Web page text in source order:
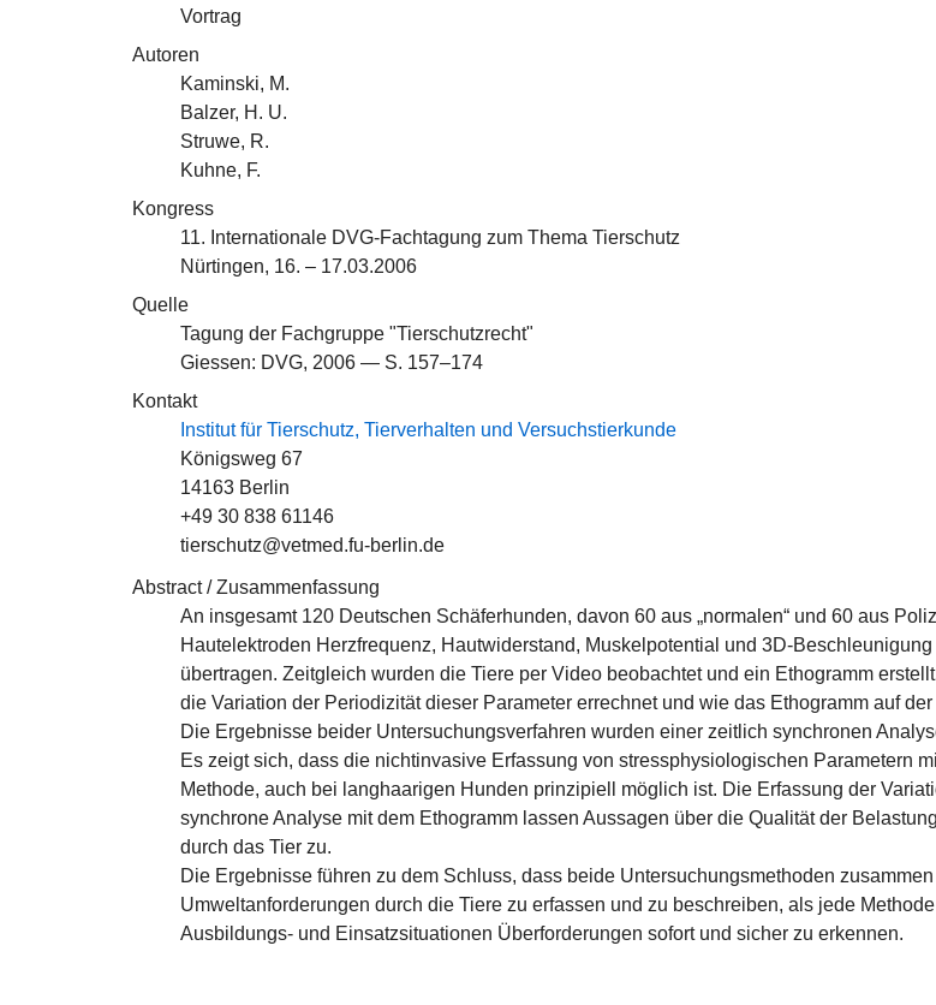
Vortrag
Autoren
Kaminski, M.
Balzer, H. U.
Struwe, R.
Kuhne, F.
Kongress
11. Internationale DVG-Fachtagung zum Thema Tierschutz
Nürtingen, 16. – 17.03.2006
Quelle
Tagung der Fachgruppe "Tierschutzrecht"
Giessen: DVG, 2006 — S. 157–174
Kontakt
Institut für Tierschutz, Tierverhalten und Versuchstierkunde
Königsweg 67
14163 Berlin
+49 30 838 61146
tierschutz@vetmed.fu-berlin.de
Abstract / Zusammenfassung
An insgesamt 120 Deutschen Schäferhunden, davon 60 aus „normalen“ und 60 aus
Hautelektroden Herzfrequenz, Hautwiderstand, Muskelpotential und 3D-
übertragen. Zeitgleich wurden die Tiere per Video beobachtet und ein Ethogramm
die Variation der Periodizität dieser Parameter errechnet und wie das Ethogramm auf
Die Ergebnisse beider Untersuchungsverfahren wurden einer zeitlich synchronen
Es zeigt sich, dass die nichtinvasive Erfassung von stressphysiologischen Parametern
Methode, auch bei langhaarigen Hunden prinzipiell möglich ist. Die Erfassung der
synchrone Analyse mit dem Ethogramm lassen Aussagen über die Qualität der
durch das Tier zu.
Die Ergebnisse führen zu dem Schluss, dass beide Untersuchungsmethoden
Umweltanforderungen durch die Tiere zu erfassen und zu beschreiben, als jede
Ausbildungs- und Einsatzsituationen Überforderungen sofort und sicher zu erkennen.